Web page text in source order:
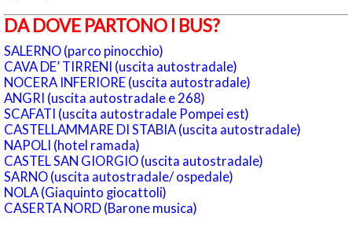
DA DOVE PARTONO I BUS?
SALERNO (parco pinocchio)
CAVA DE’ TIRRENI (uscita autostradale)
NOCERA INFERIORE (uscita autostradale)
ANGRI (uscita autostradale e 268)
SCAFATI (uscita autostradale Pompei est)
CASTELLAMMARE DI STABIA (uscita autostradale)
NAPOLI (hotel ramada)
CASTEL SAN GIORGIO (uscita autostradale)
SARNO (uscita autostradale/ ospedale)
NOLA (Giaquinto giocattoli)
CASERTA NORD (Barone musica)